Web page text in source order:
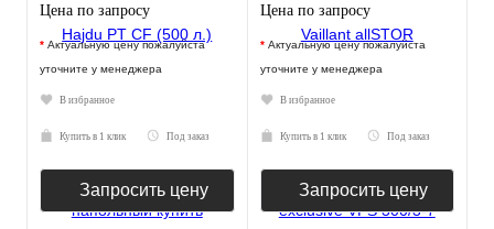
Цена по запросу
* Актуальную цену пожалуйста
уточните у менеджера
В избранное
Купить в 1 клик Под заказ
Запросить цену
Цена по запросу
* Актуальную цену пожалуйста
уточните у менеджера
В избранное
Купить в 1 клик Под заказ
Запросить цену